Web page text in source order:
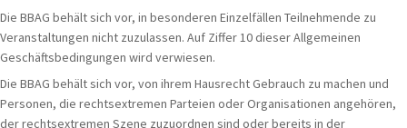
Die BBAG behält sich vor, in besonderen Einzelfällen Teilnehmende zu
Veranstaltungen nicht zuzulassen. Auf Ziffer 10 dieser Allgemeinen
Geschäftsbedingungen wird verwiesen.
Die BBAG behält sich vor, von ihrem Hausrecht Gebrauch zu machen und
Personen, die rechtsextremen Parteien oder Organisationen angehören,
der rechtsextremen Szene zuzuordnen sind oder bereits in der